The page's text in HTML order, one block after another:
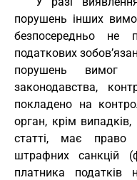
порушень інших
безпосередньо не
податкових
порушень вимог
законодавства,
покладено на
орган, крім
статті, має право
штрафних санкцій
платника